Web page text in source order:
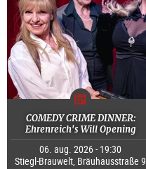
COMEDY CRIME DINNER:
Ehrenreich's Will Opening
06. aug. 2026 - 19:30
Stiegl-Brauwelt, Bräuhausstraße 9